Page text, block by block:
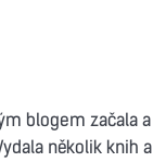
blogem začala a
několik knih a